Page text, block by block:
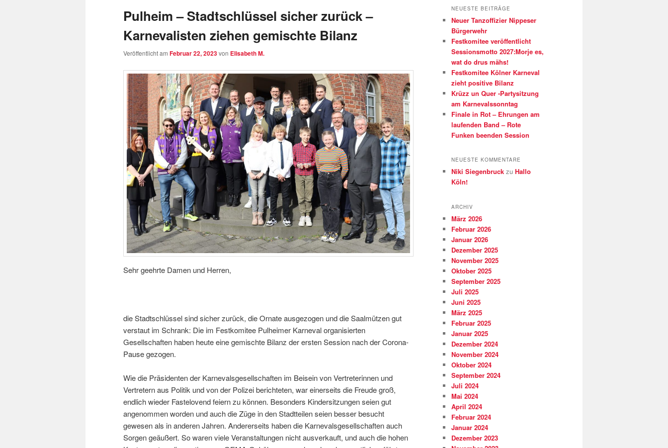
Pulheim – Stadtschlüssel sicher zurück –
Karnevalisten ziehen gemischte Bilanz
Veröffentlicht am Februar 22, 2023von Elisabeth M.
Sehr geehrte Damen und Herren,
die Stadtschlüssel sind sicher zurück, die Ornate ausgezogen und die Saalmützen gut
verstaut im Schrank: Die im Festkomitee Pulheimer Karneval organisierten
Gesellschaften haben heute eine gemischte Bilanz der ersten Session nach der Corona-
Pause gezogen.
Wie die Präsidenten der Karnevalsgesellschaften im Beisein von Vertreterinnen und
Vertretern aus Politik und von der Polizei berichteten, war einerseits die Freude groß,
endlich wieder Fastelovend feiern zu können. Besonders Kindersitzungen seien gut
angenommen worden und auch die Züge in den Stadtteilen seien besser besucht
gewesen als in anderen Jahren. Andererseits haben die Karnevalsgesellschaften auch
Sorgen geäußert. So waren viele Veranstaltungen nicht ausverkauft, und auch die hohen
h
n
NEUESTE BEITRÄGE
Neuer Tanzoffizier Nippeser
Bürgerwehr
Festkomitee veröffentlicht
Sessionsmotto 2027:Morje es,
wat do drus mähs!
Festkomitee Kölner Karneval
zieht positive Bilanz
Krüzz un Quer -Partysitzung
am Karnevalssonntag
Finale in Rot – Ehrungen am
laufenden Band – Rote
Funken beenden Session
NEUESTE KOMMENTARE
Niki Siegenbruck zu Hallo
Köln!
ARCHIV
März 2026
Februar 2026
Januar 2026
Dezember 2025
November 2025
Oktober 2025
September 2025
Juli 2025
Juni 2025
März 2025
Februar 2025
Januar 2025
Dezember 2024
November 2024
Oktober 2024
September 2024
Juli 2024
Mai 2024
April 2024
Februar 2024
Januar 2024
Dezember 2023